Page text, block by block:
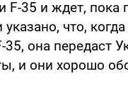
35 и ждет, пока
что,
она передаст
и они хорошо